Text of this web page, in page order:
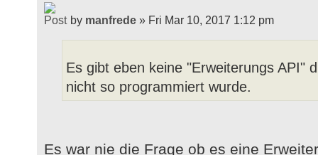
by manfrede » Fri Mar 10, 2017 1:12 pm
Es gibt eben keine "Erweiterungs API"
nicht so programmiert wurde.
Es war nie die Frage ob es eine